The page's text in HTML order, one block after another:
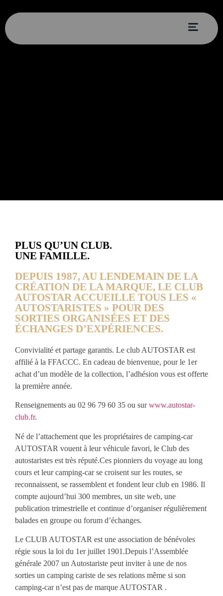
PLUS QU’UN CLUB.
UNE FAMILLE.
DEPUIS 1987, AU LENDEMAIN DE LA
CRÉATION DE LA MARQUE, LE CLUB
AUTOSTAR ACCUEILLE TOUS LES «
AUTOSTARISTES » POUR DES
SORTIES ORGANISÉES ET DES
ÉCHANGES D’EXPÉRIENCES.
Convivialité et partage garantis. Le club AUTOSTAR est
affilié à la FFACCC. En cadeau de bienvenue, pour le 1er
achat d’un modèle de la collection, l’adhésion vous est offerte
la première année.
Renseignements au 02 96 79 60 35 ou surwww.autostar-
club.fr.
Né de l’attachement que les propriétaires de camping-car
AUTOSTAR vouent à leur véhicule favori, le Club des
autostaristes est très réputé.Ces pionniers du voyage au long
cours et leur camping-car se croisent sur les routes, se
reconnaissent, se rassemblent et fondent leur club en 1986. Il
compte aujourd’hui 300 membres, un site web, une
publication trimestrielle et continue d’organiser régulièrement
balades en groupe ou forum d’échanges.
Le CLUB AUTOSTAR est une association de bénévoles
régie sous la loi du 1er juillet 1901.Depuis l’Assemblée
générale 2007 un Autostariste peut inviter à une de nos
sorties un camping cariste de ses relations même si son
camping-car n’est pas de marque AUTOSTAR .